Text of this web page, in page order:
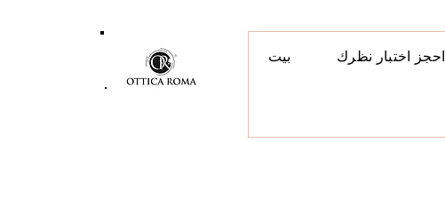
بيت احجز اختبار نظرك